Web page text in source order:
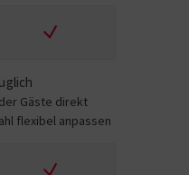
Gäste direkt
flexibel anpassen